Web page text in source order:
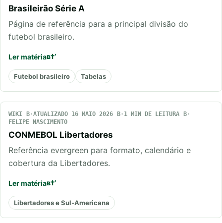
Brasileirão Série A
Página de referência para a principal divisão do
futebol brasileiro.
Ler matéria
Futebol brasileiro Tabelas
WIKI ATUALIZADO 16 MAIO 2026
1 MIN DE LEITURA
FELIPE NASCIMENTO
CONMEBOL Libertadores
Referência evergreen para formato, calendário e
cobertura da Libertadores.
Ler matéria
Libertadores e Sul-Americana